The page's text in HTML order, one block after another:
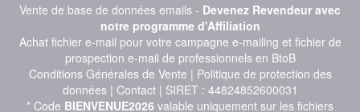
Vente de base de données emails - Devenez Revendeur avec
notre programme d'Affiliation
Achat fichier e-mail pour votre campagne e-mailing et fichier de
prospection e-mail de professionnels en BtoB
Conditions Générales de Vente | Politique de protection des
données| Contact| SIRET : 44824852600031
* Code BIENVENUE2026 valable uniquement sur les fichiers